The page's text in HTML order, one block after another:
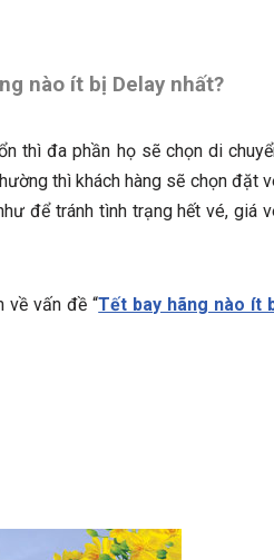
nào ít bị Delay nhất?
thì đa phần họ sẽ chọn di
thì khách hàng sẽ chọn đặt
để tránh tình trạng hết vé, giá
về vấn đề “Tết bay hãng nào ít